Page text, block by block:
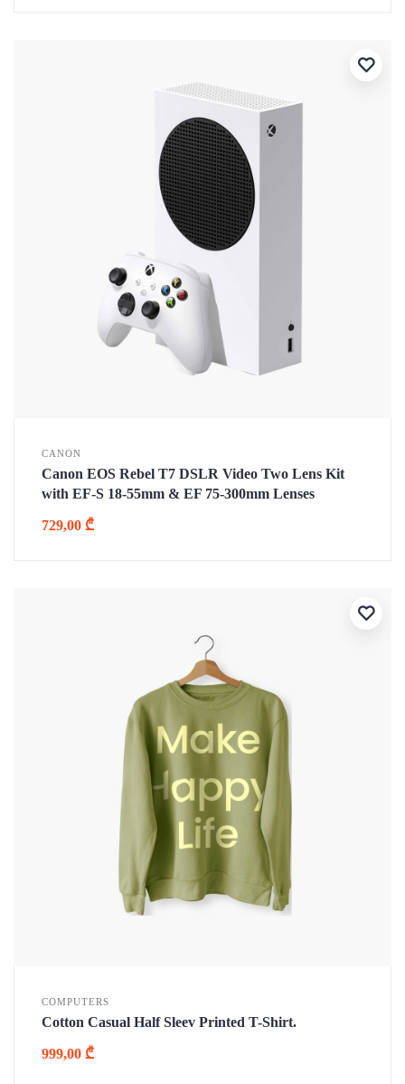
CANON
Canon EOS Rebel T7 DSLR Video Two Lens Kit
with EF-S 18-55mm & EF 75-300mm Lenses
729,00 ₾
COMPUTERS
Cotton Casual Half Sleev Printed T-Shirt.
999,00 ₾